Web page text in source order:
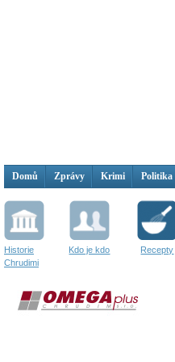
Domů Zprávy Krimi Politika
Historie
Chrudimi
Kdo je kdo Recepty